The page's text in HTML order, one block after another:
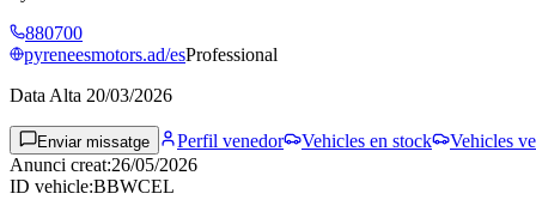
880700
pyreneesmotors.ad/esProfessional
Data Alta 20/03/2026
Enviar missatge Perfil venedor Vehicles en stock
Vehicles
Anunci creat:26/05/2026
ID vehicle:BBWCEL